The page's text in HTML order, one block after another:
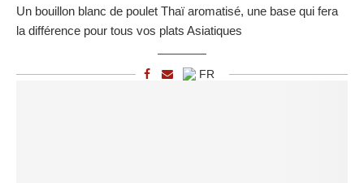
Un bouillon blanc de poulet Thaï aromatisé, une base qui fera
la différence pour tous vos plats Asiatiques
FR